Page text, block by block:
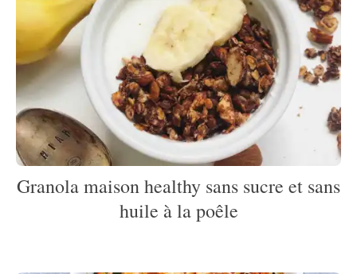
Granola maison healthy sans sucre et sans
huile à la poêle